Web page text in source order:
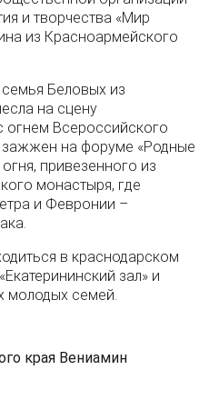
и творчества «Мир
из Красноармейского
Беловых из
на сцену
огнем Всероссийского
на форуме «Родные
привезенного из
монастыря, где
и Февронии –
в краснодарском
зал» и
молодых семей.
края Вениамин